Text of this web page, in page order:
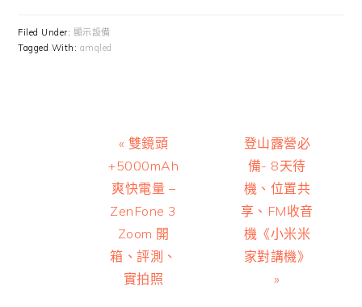
Filed Under: 顯示設備
Tagged With: amqled
Previous
Post:
« 雙鏡頭
+5000mAh
爽快電量 –
ZenFone 3
Zoom 開
箱、評測、
實拍照
Next
Post:
登山露營必
備- 8天待
機、位置共
享、FM收音
機《小米米
家對講機》
»